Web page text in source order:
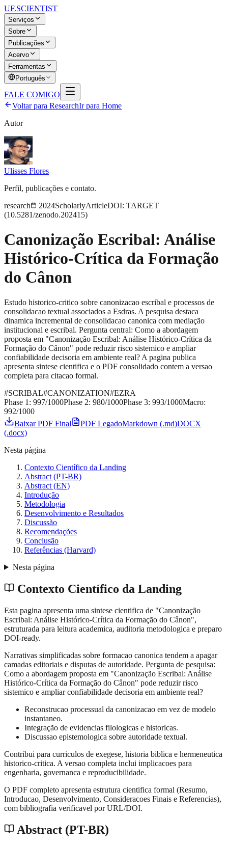
UF.SCIENTIST
Serviços
Sobre
Publicações
Acervo
Ferramentas
Português
FALE COMIGO
Voltar para ResearchIr para Home
Autor
Ulisses Flores
Perfil, publicações e contato.
research
2024ScholarlyArticleDOI: TARGET
(10.5281/zenodo.202415)
Canonização Escribal: Análise
Histórico-Crítica da Formação
do Cânon
Estudo historico-critico sobre canonizacao escribal e processos de
consolidacao textual associados a Esdras. A pesquisa destaca
dinamica incremental de consolidacao canonica com mediação
institucional e escribal. Pergunta central: Como a abordagem
proposta em "Canonização Escribal: Análise Histórico-Crítica da
Formação do Cânon" pode reduzir risco sistemico e ampliar
confiabilidade decisoria em ambiente real? A pagina publica
apresenta sintese cientifica e o PDF consolidado contem a versao
completa para citacao formal.
#SCRIBAL#CANONIZATION#EZRA
Phase 1: 997/1000Phase 2: 980/1000Phase 3: 993/1000Macro:
992/1000
Baixar PDF Final
PDF LegadoMarkdown (.md)DOCX
(.docx)
Nesta página
Contexto Científico da Landing
Abstract (PT-BR)
Abstract (EN)
Introdução
Metodologia
Desenvolvimento e Resultados
Discussão
Recomendações
Conclusão
Referências (Harvard)
Nesta página
Contexto Científico da Landing
Esta pagina apresenta uma sintese cientifica de "Canonização
Escribal: Análise Histórico-Crítica da Formação do Cânon",
estruturada para leitura academica, auditoria metodologica e preparo
DOI-ready.
Narrativas simplificadas sobre formacao canonica tendem a apagar
camadas editoriais e disputas de autoridade. Pergunta de pesquisa:
Como a abordagem proposta em "Canonização Escribal: Análise
Histórico-Crítica da Formação do Cânon" pode reduzir risco
sistemico e ampliar confiabilidade decisoria em ambiente real?
Reconstrucao processual da canonizacao em vez de modelo
instantaneo.
Integração de evidencias filologicas e historicas.
Discussao epistemologica sobre autoridade textual.
Contribui para curriculos de exegese, historia biblica e hermeneutica
historico-critica. A versao completa inclui implicacoes para
engenharia, governanca e reproducibilidade.
O PDF completo apresenta estrutura cientifica formal (Resumo,
Introducao, Desenvolvimento, Consideracoes Finais e Referencias),
com bibliografia verificavel por URL/DOI.
Abstract (PT-BR)